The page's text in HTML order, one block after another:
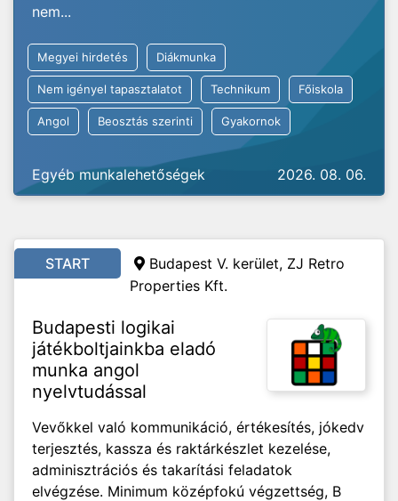
nem...
Megyei hirdetés Diákmunka
Nem igényel tapasztalatot Technikum Főiskola
Angol Beosztás szerinti Gyakornok
Egyéb munkalehetőségek 2026. 08. 06.
START
Budapest V. kerület, ZJ Retro
Properties Kft.
Budapesti logikai
játékboltjainkba eladó
munka angol
nyelvtudással
Vevőkkel való kommunikáció, értékesítés, jókedv
terjesztés, kassza és raktárkészlet kezelése,
adminisztrációs és takarítási feladatok
elvégzése. Minimum középfokú végzettség, B